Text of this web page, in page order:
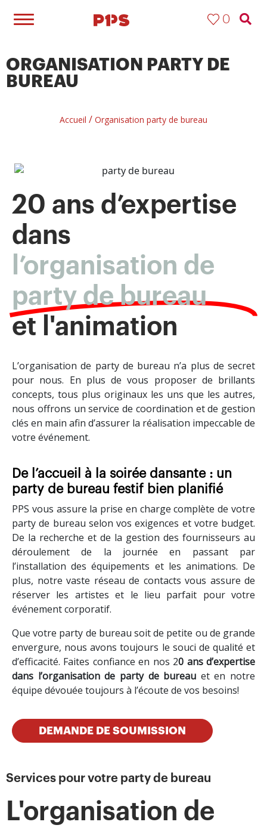
0
ORGANISATION PARTY DE
BUREAU
Accueil / Organisation party de bureau
20 ans d’expertise
dans
l’organisation de
party de bureau
et l'animation
L’organisation de party de bureau n’a plus de secret
pour nous. En plus de vous proposer de brillants
concepts, tous plus originaux les uns que les autres,
nous offrons un service de coordination et de gestion
clés en main afin d’assurer la réalisation impeccable de
votre événement.
De l’accueil à la soirée dansante : un
party de bureau festif bien planifié
PPS vous assure la prise en charge complète de votre
party de bureau selon vos exigences et votre budget.
De la recherche et de la gestion des fournisseurs au
déroulement de la journée en passant par
l’installation des équipements et les animations. De
plus, notre vaste réseau de contacts vous assure de
réserver les artistes et le lieu parfait pour votre
événement corporatif.
Que votre party de bureau soit de petite ou de grande
envergure, nous avons toujours le souci de qualité et
d’efficacité. Faites confiance en nos 20 ans d’expertise
dans l’organisation de party de bureau et en notre
équipe dévouée toujours à l’écoute de vos besoins!
DEMANDE DE SOUMISSION
Services pour votre party de bureau
L'organisation de